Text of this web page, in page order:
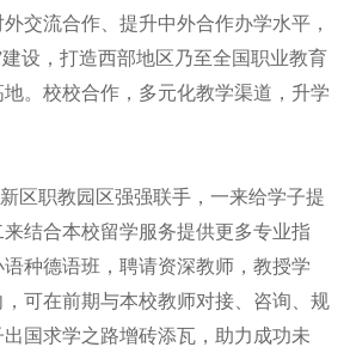
交流合作、提升中外合作办学水平，
设，打造西部地区乃至全国职业教育
。校校合作，多元化教学渠道，升学
职教园区强强联手，一来给学子提
结合本校留学服务提供更多专业指
种德语班，聘请资深教师，教授学
可在前期与本校教师对接、咨询、规
国求学之路增砖添瓦，助力成功未